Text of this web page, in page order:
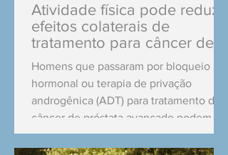
Atividade física pode reduzir
efeitos colaterais de
tratamento para câncer de
próstata
Homens que passaram por bloqueio
hormonal ou terapia de privação
androgênica (ADT) para tratamento de
câncer de próstata avançado podem ter